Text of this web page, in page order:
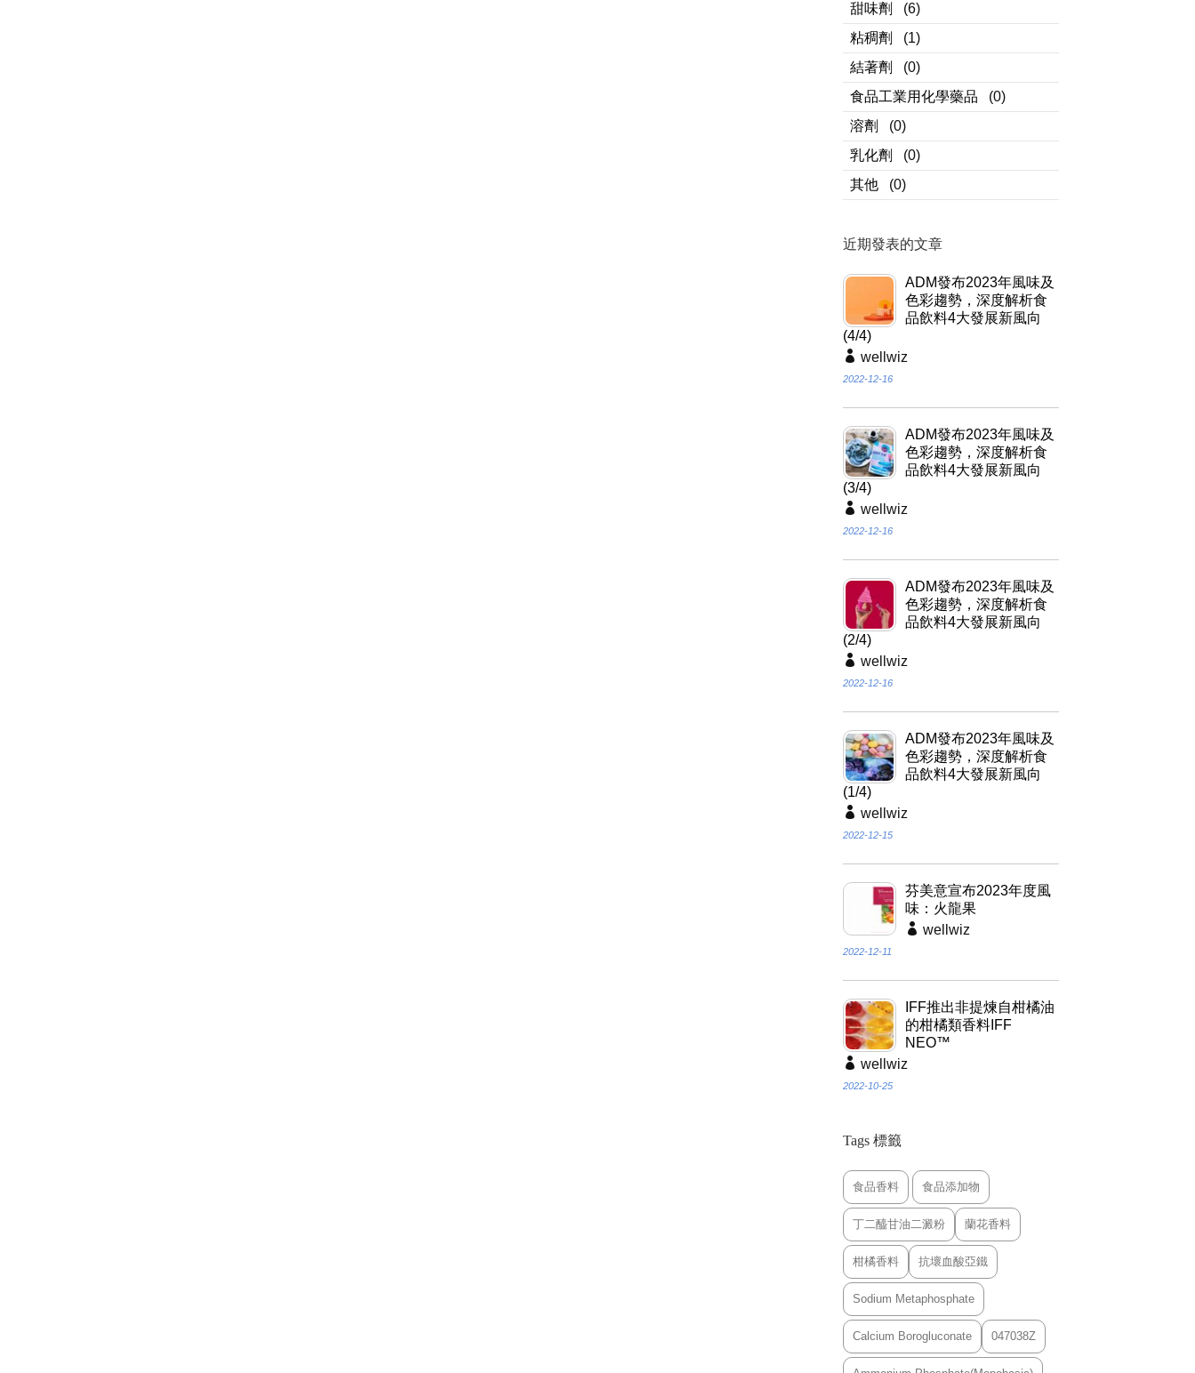
甜味劑
(6)
粘稠劑
(1)
結著劑
(0)
食品工業用化學藥品
(0)
溶劑
(0)
乳化劑
(0)
其他
(0)
近期發表的文章
ADM發布2023年風味及
色彩趨勢，深度解析食
品飲料4大發展新風向
(4/4)
wellwiz
2022-12-16
ADM發布2023年風味及
色彩趨勢，深度解析食
品飲料4大發展新風向
(3/4)
wellwiz
2022-12-16
ADM發布2023年風味及
色彩趨勢，深度解析食
品飲料4大發展新風向
(2/4)
wellwiz
2022-12-16
ADM發布2023年風味及
色彩趨勢，深度解析食
品飲料4大發展新風向
(1/4)
wellwiz
2022-12-15
芬美意宣布2023年度風
味：火龍果
wellwiz
2022-12-11
IFF推出非提煉自柑橘油
的柑橘類香料IFF
NEO™
wellwiz
2022-10-25
Tags 標籤
食品香料 食品添加物
丁二醯甘油二澱粉 蘭花香料
柑橘香料 抗壞血酸亞鐵
Sodium Metaphosphate
Calcium Borogluconate 047038Z